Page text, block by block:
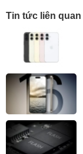
Tin tức liên quan